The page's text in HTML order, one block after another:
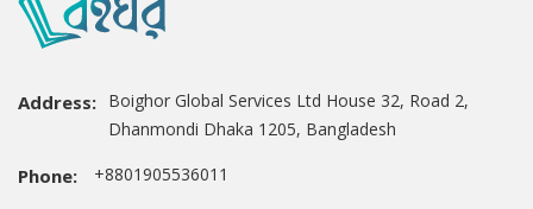
Address: Boighor Global Services Ltd House 32, Road 2,
Dhanmondi Dhaka 1205, Bangladesh
Phone: +8801905536011